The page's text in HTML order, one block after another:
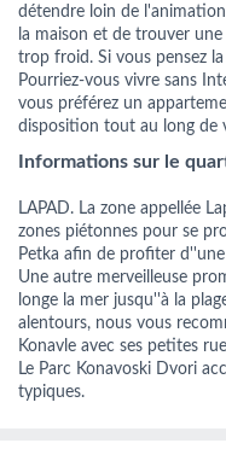
détendre loin de
la maison et de trouver
trop froid. Si vous pensez
Pourriez-vous vivre sans
vous préférez un
disposition tout au long de
Informations sur le
LAPAD. La zone appellée
zones piétonnes pour se
Petka afin de profiter
Une autre merveilleuse
longe la mer jusqu''à la
alentours, nous vous
Konavle avec ses petites
Le Parc Konavoski Dvori
typiques.